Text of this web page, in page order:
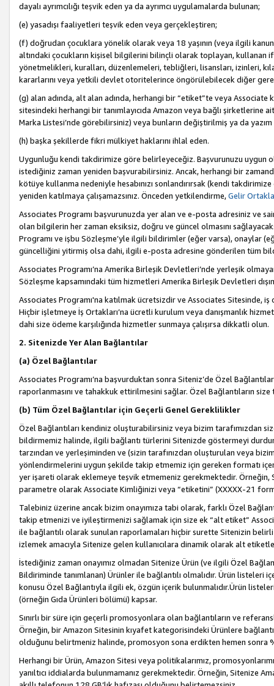
dayalı ayrımcılığı teşvik eden ya da ayrımcı uygulamalarda bulunan;
(e) yasadışı faaliyetleri teşvik eden veya gerçekleştiren;
(f) doğrudan çocuklara yönelik olarak veya 18 yaşının (veya ilgili
altındaki çocukların kişisel bilgilerini bilinçli olarak toplayan, kullanan
yönetmelikleri, kuralları, düzenlemeleri, tebliğleri, lisansları, izinleri,
kararlarını veya yetkili devlet otoritelerince öngörülebilecek diğer
(g) alan adında, alt alan adında, herhangi bir “etiket”te veya
sitesindeki herhangi bir tanımlayıcıda Amazon veya bağlı şirketlerine
Marka Listesi’nde görebilirsiniz) veya bunların değiştirilmiş ya da
(h) başka şekillerde fikri mülkiyet haklarını ihlal eden.
Uygunluğu kendi takdirimize göre belirleyeceğiz. Başvurunuzu uygun
istediğiniz zaman yeniden başvurabilirsiniz. Ancak, herhangi bir
kötüye kullanma nedeniyle hesabınızı sonlandırırsak (kendi
yeniden katılmaya çalışamazsınız. Önceden yetkilendirme,Gelir
Associates Programı başvurunuzda yer alan ve e-posta adresiniz ve
olan bilgilerin her zaman eksiksiz, doğru ve güncel olmasını
Programı ve işbu Sözleşme’yle ilgili bildirimler (eğer varsa), onaylar
güncelliğini yitirmiş olsa dahi, ilgili e-posta adresine gönderilen tüm
Associates Programı’na Amerika Birleşik Devletleri’nde yerleşik
Sözleşme kapsamındaki tüm hizmetleri Amerika Birleşik Devletleri
Associates Programı'na katılmak ücretsizdir ve Associates Sitesinde,
Hiçbir işletmeye İş Ortakları’na ücretli kurulum veya danışmanlık
dahi size ödeme karşılığında hizmetler sunmaya çalışırsa dikkatli olun.
2. Sitenizde Yer Alan Bağlantılar
(a) Özel Bağlantılar
Associates Programı’na başvurduktan sonra Siteniz’de Özel
raporlanmasını ve tahakkuk ettirilmesini sağlar. Özel Bağlantıların
(b) Tüm Özel Bağlantılar için Geçerli Genel Gereklilikler
Özel Bağlantıları kendiniz oluşturabilirsiniz veya bizim tarafımızdan
bildirmemiz halinde, ilgili bağlantı türlerini Sitenizde göstermeyi
tarzından ve yerleşiminden ve (sizin tarafınızdan oluşturulan veya
yönlendirmelerini uygun şekilde takip etmemiz için gereken formatı
yer işareti olarak eklemeye teşvik etmemeniz gerekmektedir. Örneğin,
parametre olarak Associate Kimliğinizi veya “etiketini” (XXXXX-21
Talebiniz üzerine ancak bizim onayımıza tabi olarak, farklı Özel
takip etmenizi ve iyileştirmenizi sağlamak için size ek “alt etiket”
ile bağlantılı olarak sunulan raporlamaları hiçbir surette Sitenizin belirli
izlemek amacıyla Sitenize gelen kullanıcılara dinamik olarak alt
İstediğiniz zaman onayımız olmadan Sitenize Ürün (ve ilgili Özel
Bildiriminde tanımlanan) Ürünler ile bağlantılı olmalıdır. Ürün listeleri
konusu Özel Bağlantıyla ilgili ek, özgün içerik bulunmalıdır.Ürün
(örneğin Gıda Ürünleri bölümü) kapsar.
Sınırlı bir süre için geçerli promosyonlara olan bağlantıların ve
Örneğin, bir Amazon Sitesinin kıyafet kategorisindeki Ürünlere
olduğunu belirtmeniz halinde, promosyon sona erdikten hemen sonra
Herhangi bir Ürün, Amazon Sitesi veya politikalarımız,
yanıltıcı iddialarda bulunmamanız gerekmektedir. Örneğin, Sitenize